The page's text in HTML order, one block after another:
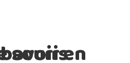
silicone souris